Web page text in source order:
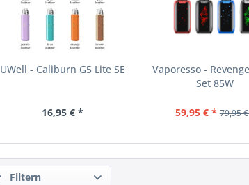
UWell - Caliburn G5 Lite SE
16,95 € *
Vaporesso -
Set 85W
59,95 € * 79,95
Filtern